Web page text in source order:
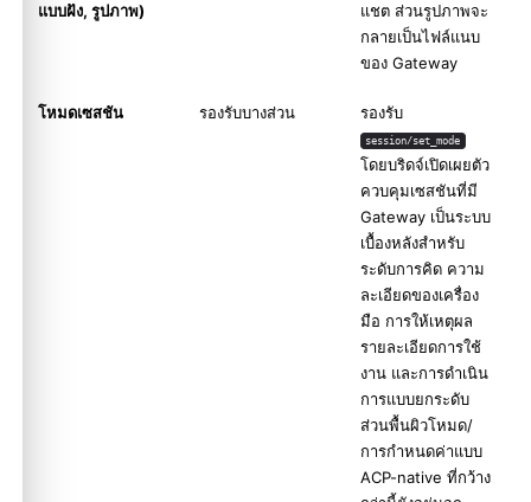
แบบฝัง, รูปภาพ)
แชต ส่วนรูปภาพจะ
กลายเป็นไฟล์แนบ
ของ Gateway
โหมดเซสชัน รองรับบางส่วน รองรับ
session/set_mode
โดยบริดจ์เปิดเผยตัว
ควบคุมเซสชันที่มี
Gateway เป็นระบบ
เบื้องหลังสำหรับ
ระดับการคิด ความ
ละเอียดของเครื่อง
มือ การให้เหตุผล
รายละเอียดการใช้
งาน และการดำเนิน
การแบบยกระดับ
ส่วนพื้นผิวโหมด/
การกำหนดค่าแบบ
ACP-native ที่กว้าง